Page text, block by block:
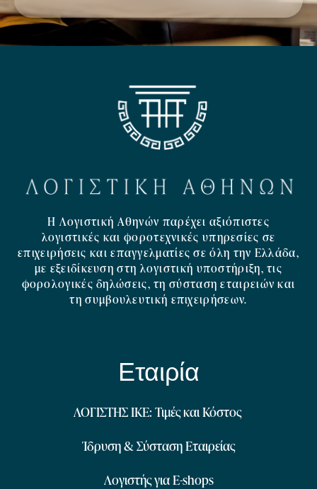
Η Λογιστική Αθηνών παρέχει αξιόπιστες
λογιστικές και φοροτεχνικές υπηρεσίες σε
επιχειρήσεις και επαγγελματίες σε όλη την Ελλάδα,
με εξειδίκευση στη λογιστική υποστήριξη, τις
φορολογικές δηλώσεις, τη σύσταση εταιρειών και
τη συμβουλευτική επιχειρήσεων.
Εταιρία
ΛΟΓΙΣΤΗΣ ΙΚΕ: Τιμές και Κόστος
Ίδρυση & Σύσταση Εταιρείας
Λογιστής για E-shops